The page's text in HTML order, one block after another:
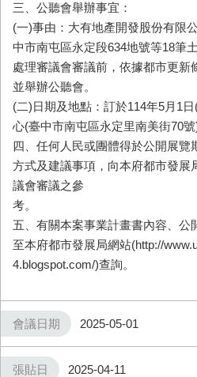
三、公聽會舉辦事宜：
(一)事由：大有地產開發股份有限
中市南屯區永定段634地號等18筆
處理審議會審議前，依據都市更新
並舉辦公聽會。
(二)日期及地點：訂於114年5月1
心(臺中市南屯區永定里南美街70
四、任何人民或團體得於公開展
方式及建議事項，向本府都市發
議會審議之參
考。
五、有關本案事業計畫書內容、
至本府都市發展局網站(http://
4.blogspot.com/)查詢。
會議日期 2025-05-01
張貼日 2025-04-11